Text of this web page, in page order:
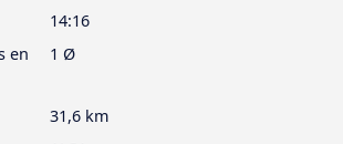
14:16
en
1 Ø
31,6 km